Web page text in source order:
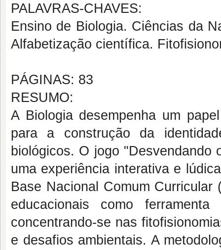
PALAVRAS-CHAVES:
Ensino de Biologia. Ciências da
Alfabetização científica.
PÁGINAS: 83
RESUMO:
A Biologia desempenha um
para a construção da
biológicos. O jogo "Desvendando
uma experiência interativa e
Base Nacional Comum
educacionais como
concentrando-se nas
e desafios ambientais. A